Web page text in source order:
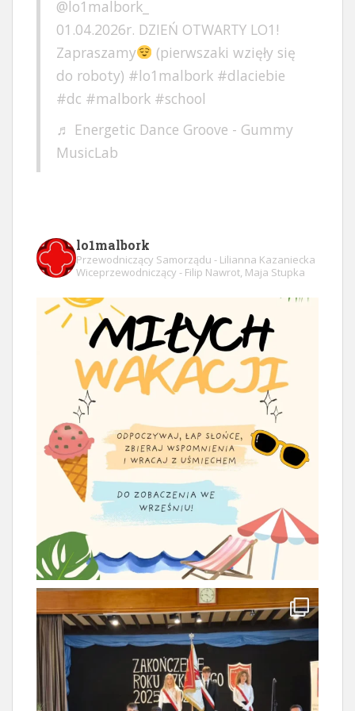
@lo1malbork_
01.04.2026r. DZIEŃ OTWARTY LO1!
Zapraszamy
(pierwszaki wzięły się
do roboty) #lo1malbork #dlaciebie
#dc #malbork #school
♬ Energetic Dance Groove - Gummy
MusicLab
lo1malbork
Przewodniczący Samorządu - Lilianna Kazaniecka
Wiceprzewodniczący - Filip Nawrot, Maja Stupka